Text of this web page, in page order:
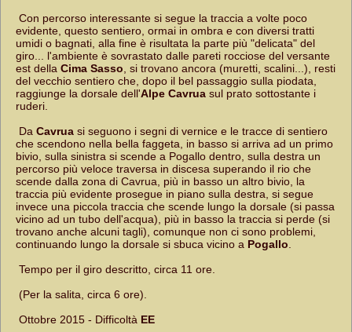
Con percorso interessante si segue la traccia a volte poco
evidente, questo sentiero, ormai in ombra e con diversi tratti
umidi o bagnati, alla fine è risultata la parte più "delicata" del
giro... l'ambiente è sovrastato dalle pareti rocciose del versante
est della Cima Sasso , si trovano ancora (muretti, scalini...), resti
del vecchio sentiero che, dopo il bel passaggio sulla piodata,
raggiunge la dorsale dell'Alpe Cavrua sul prato sottostante i
ruderi.
Da Cavrua si seguono i segni di vernice e le tracce di sentiero
che scendono nella bella faggeta, in basso si arriva ad un primo
bivio, sulla sinistra si scende a Pogallo dentro, sulla destra un
percorso più veloce traversa in discesa superando il rio che
scende dalla zona di Cavrua, più in basso un altro bivio, la
traccia più evidente prosegue in piano sulla destra, si segue
invece una piccola traccia che scende lungo la dorsale (si passa
vicino ad un tubo dell'acqua), più in basso la traccia si perde (si
trovano anche alcuni tagli), comunque non ci sono problemi,
continuando lungo la dorsale si sbuca vicino a Pogallo
Tempo per il giro descritto, circa 11 ore.
(Per la salita, circa 6 ore).
Ottobre 2015 - Difficoltà EE